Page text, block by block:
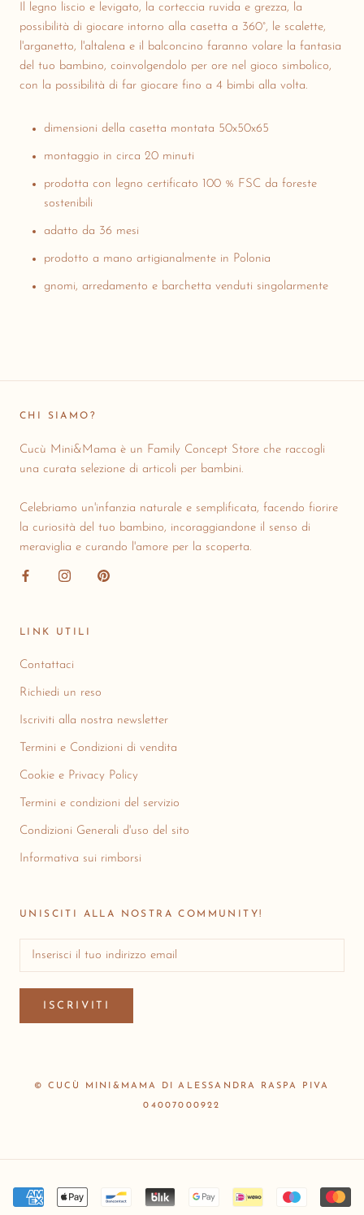
Il legno liscio e levigato, la corteccia ruvida e grezza, la
possibilità di giocare intorno alla casetta a 360°, le scalette,
l'arganetto, l'altalena e il balconcino faranno volare la fantasia
del tuo bambino, coinvolgendolo per ore nel gioco simbolico,
con la possibilità di far giocare fino a 4 bimbi alla volta.
dimensioni della casetta montata 50x50x65
montaggio in circa 20 minuti
prodotta con legno certificato 100 % FSC da foreste
sostenibili
adatto da 36 mesi
prodotto a mano artigianalmente in Polonia
gnomi, arredamento e barchetta venduti singolarmente
CHI SIAMO?
Cucù Mini&Mama è un Family Concept Store che raccogli
una curata selezione di articoli per bambini.
Celebriamo un'infanzia naturale e semplificata, facendo fiorire
la curiosità del tuo bambino, incoraggiandone il senso di
meraviglia e curando l'amore per la scoperta.
LINK UTILI
Contattaci
Richiedi un reso
Iscriviti alla nostra newsletter
Termini e Condizioni di vendita
Cookie e Privacy Policy
Termini e condizioni del servizio
Condizioni Generali d'uso del sito
Informativa sui rimborsi
UNISCITI ALLA NOSTRA COMMUNITY!
ISCRIVITI
© CUCÙ MINI&MAMA DI ALESSANDRA RASPA PIVA
04007000922